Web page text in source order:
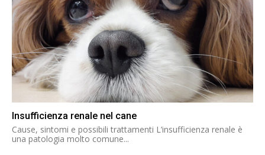
Insufficienza renale nel cane
Cause, sintomi e possibili trattamenti L’insufficienza renale è
una patologia molto comune...